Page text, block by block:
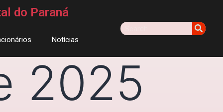
do Paraná
Notícias
2025